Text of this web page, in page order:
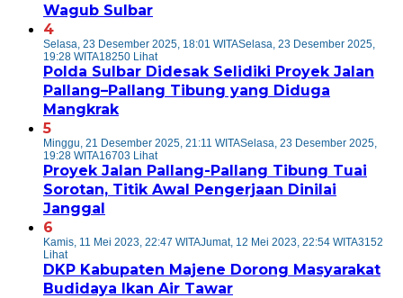
Wagub Sulbar
4
Selasa, 23 Desember 2025, 18:01 WITASelasa, 23 Desember 2025,
19:28 WITA18250 Lihat
Polda Sulbar Didesak Selidiki Proyek Jalan
Pallang–Pallang Tibung yang Diduga
Mangkrak
5
Minggu, 21 Desember 2025, 21:11 WITASelasa, 23 Desember 2025,
19:28 WITA16703 Lihat
Proyek Jalan Pallang-Pallang Tibung Tuai
Sorotan, Titik Awal Pengerjaan Dinilai
Janggal
6
Kamis, 11 Mei 2023, 22:47 WITAJumat, 12 Mei 2023, 22:54 WITA3152
Lihat
DKP Kabupaten Majene Dorong Masyarakat
Budidaya Ikan Air Tawar